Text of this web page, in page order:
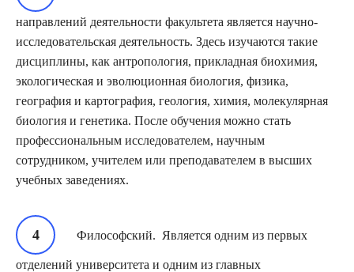
направлений деятельности факультета является научно-
исследовательская деятельность. Здесь изучаются такие
дисциплины, как антропология, прикладная биохимия,
экологическая и эволюционная биология, физика,
география и картография, геология, химия, молекулярная
биология и генетика. После обучения можно стать
профессиональным исследователем, научным
сотрудником, учителем или преподавателем в высших
учебных заведениях.
Философский. Является одним из первых
отделений университета и одним из главных